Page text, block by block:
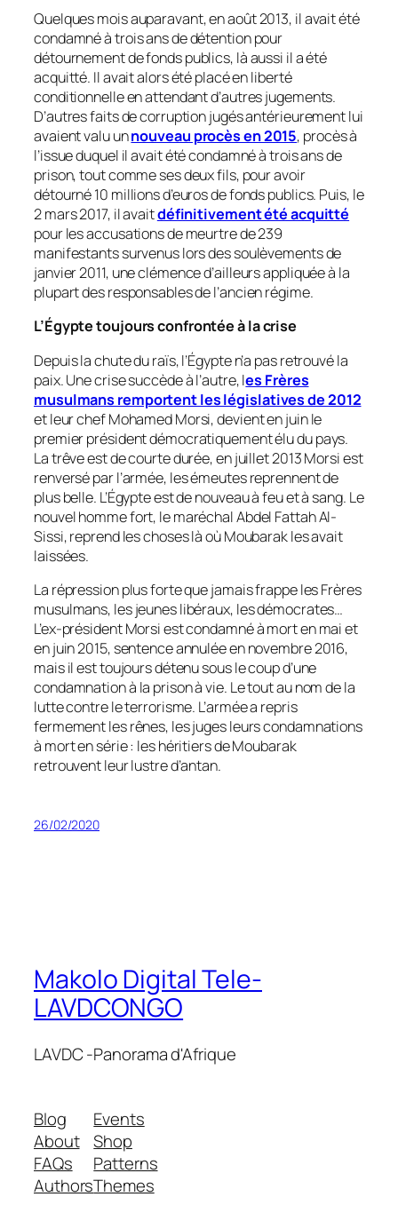
Quelques mois auparavant, en août 2013, il avait été
condamné à trois ans de détention pour
détournement de fonds publics, là aussi il a été
acquitté. Il avait alors été placé en liberté
conditionnelle en attendant d’autres jugements.
D’autres faits de corruption jugés antérieurement lui
avaient valu unnouveau procès en 2015, procès à
l’issue duquel il avait été condamné à trois ans de
prison, tout comme ses deux fils, pour avoir
détourné 10 millions d’euros de fonds publics. Puis, le
2 mars 2017, il avaitdéfinitivement été acquitté
pour les accusations de meurtre de 239
manifestants survenus lors des soulèvements de
janvier 2011, une clémence d’ailleurs appliquée à la
plupart des responsables de l’ancien régime.
L’Égypte toujours confrontée à la crise
Depuis la chute du raïs, l’Égypte n’a pas retrouvé la
paix. Une crise succède à l’autre, les Frères
musulmans remportent les législatives de 2012
et leur chef Mohamed Morsi, devient en juin le
premier président démocratiquement élu du pays.
La trêve est de courte durée, en juillet 2013 Morsi est
renversé par l’armée, les émeutes reprennent de
plus belle. L’Égypte est de nouveau à feu et à sang. Le
nouvel homme fort, le maréchal Abdel Fattah Al-
Sissi, reprend les choses là où Moubarak les avait
laissées.
La répression plus forte que jamais frappe les Frères
musulmans, les jeunes libéraux, les démocrates…
L’ex-président Morsi est condamné à mort en mai et
en juin 2015, sentence annulée en novembre 2016,
mais il est toujours détenu sous le coup d’une
condamnation à la prison à vie. Le tout au nom de la
lutte contre le terrorisme. L’armée a repris
fermement les rênes, les juges leurs condamnations
à mort en série : les héritiers de Moubarak
retrouvent leur lustre d’antan.
26/02/2020
Makolo Digital Tele-
LAVDCONGO
LAVDC -Panorama d'Afrique
Blog
About
FAQs
Authors
Events
Shop
Patterns
Themes